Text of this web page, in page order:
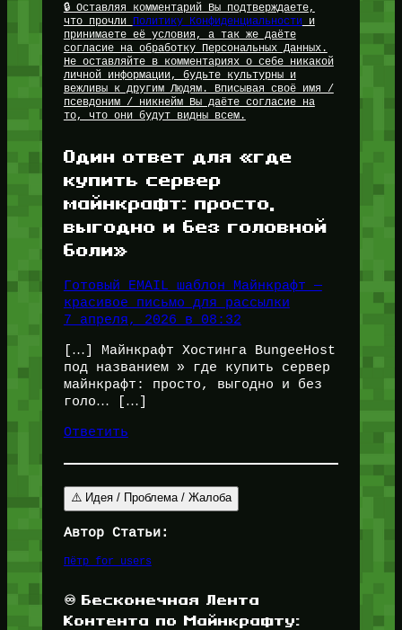
🔒 Оставляя комментарий Вы подтверждаете,
что прочли Политику Конфиденциальностии
принимаете её условия, а так же даёте
согласие на обработку Персональных Данных.
Не оставляйте в комментариях о себе никакой
личной информации, будьте культурны и
вежливы к другим Людям. Вписывая своё имя /
псевдоним / никнейм Вы даёте согласие на
то, что они будут видны всем.
Один ответ для «где
купить сервер
майнкрафт: просто,
выгодно и без головной
боли»
Готовый EMAIL шаблон Майнкрафт —
красивое письмо для рассылки
7 апреля, 2026 в 08:32
[…] Майнкрафт Хостинга BungeeHost
под названием » где купить сервер
майнкрафт: просто, выгодно и без
голо… […]
Ответить
⚠️ Идея / Проблема / Жалоба
Автор Статьи:
Пётр for_users
♾️ Бесконечная Лента
Контента по Майнкрафту: